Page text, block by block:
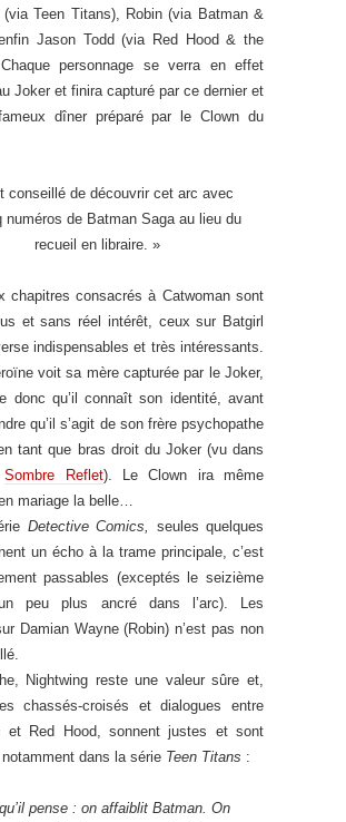
(via Teen Titans), Robin (via Batman &
Jason Todd (via Red Hood & the
personnage se verra en effet
Joker et finira capturé par ce dernier et
dîner préparé par le Clown du
conseillé de découvrir cet arc avec
numéros de Batman Saga au lieu du
recueil en libraire. »
chapitres consacrés à Catwoman sont
et sans réel intérêt, ceux sur Batgirl
indispensables et très intéressants.
voit sa mère capturée par le Joker,
donc qu’il connaît son identité, avant
qu’il s’agit de son frère psychopathe
tant que bras droit du Joker (vu dans
Sombre Reflet). Le Clown ira même
mariage la belle…
Detective Comics, seules quelques
un écho à la trame principale, c’est
passables (exceptés le seizième
peu plus ancré dans l’arc). Les
Damian Wayne (Robin) n’est pas non
Nightwing reste une valeur sûre et,
chassés-croisés et dialogues entre
et Red Hood, sonnent justes et sont
dans la série Teen Titans :
pense : on affaiblit Batman. On